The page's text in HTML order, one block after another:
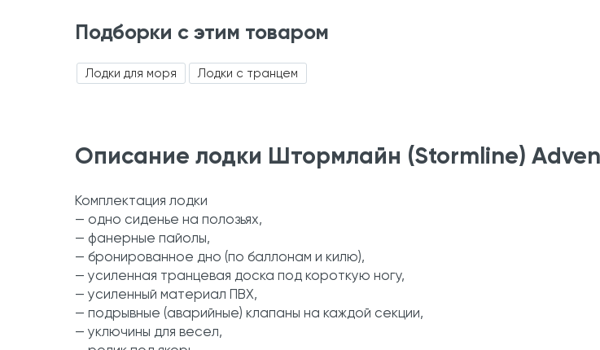
Подборки с этим товаром
Лодки для моря Лодки с транцем
Описание лодки Штормлайн (Stormline)
Комплектация лодки
— одно сиденье на полозьях,
— фанерные пайолы,
— бронированное дно (по баллонам и килю),
— усиленная транцевая доска под короткую ногу,
— усиленный материал ПВХ,
— подрывные (аварийные) клапаны на каждой секции,
— уключины для весел,